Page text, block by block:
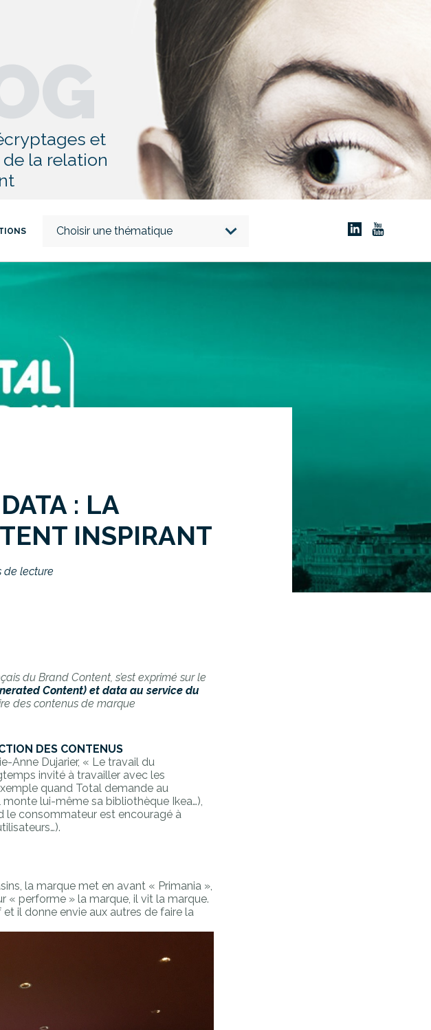
et
la relation
Choisir une thématique
: LA
INSPIRANT
de lecture
du Brand Content, s’est exprimé sur le
Content) et data au service du
des contenus de marque
DES CONTENUS
Anne Dujarier, « Le travail du
invité à travailler avec les
quand Total demande au
lui-même sa bibliothèque Ikea…),
le consommateur est encouragé à
la marque met en avant « Primania »,
« performe » la marque, il vit la marque.
il donne envie aux autres de faire la